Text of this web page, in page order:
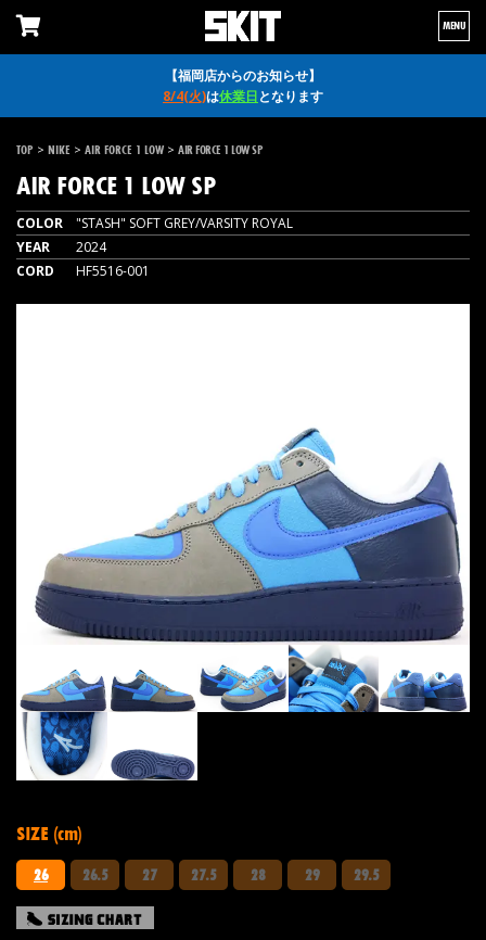
【福岡店からのお知らせ】
8/4(火)は休業日となります
MENU
TOP > NIKE > AIR FORCE 1 LOW > AIR FORCE 1 LOW SP
AIR FORCE 1 LOW SP
COLOR
"STASH" SOFT GREY/VARSITY ROYAL
YEAR
2024
CORD
HF5516-001
SIZE (cm)
26 26.5 27 27.5 28 29 29.5